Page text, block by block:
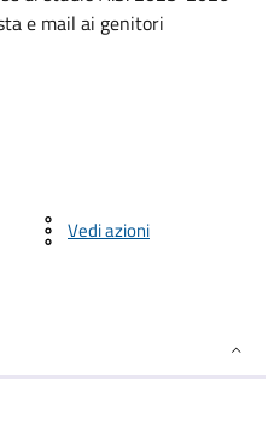
e mail ai genitori
Vedi azioni